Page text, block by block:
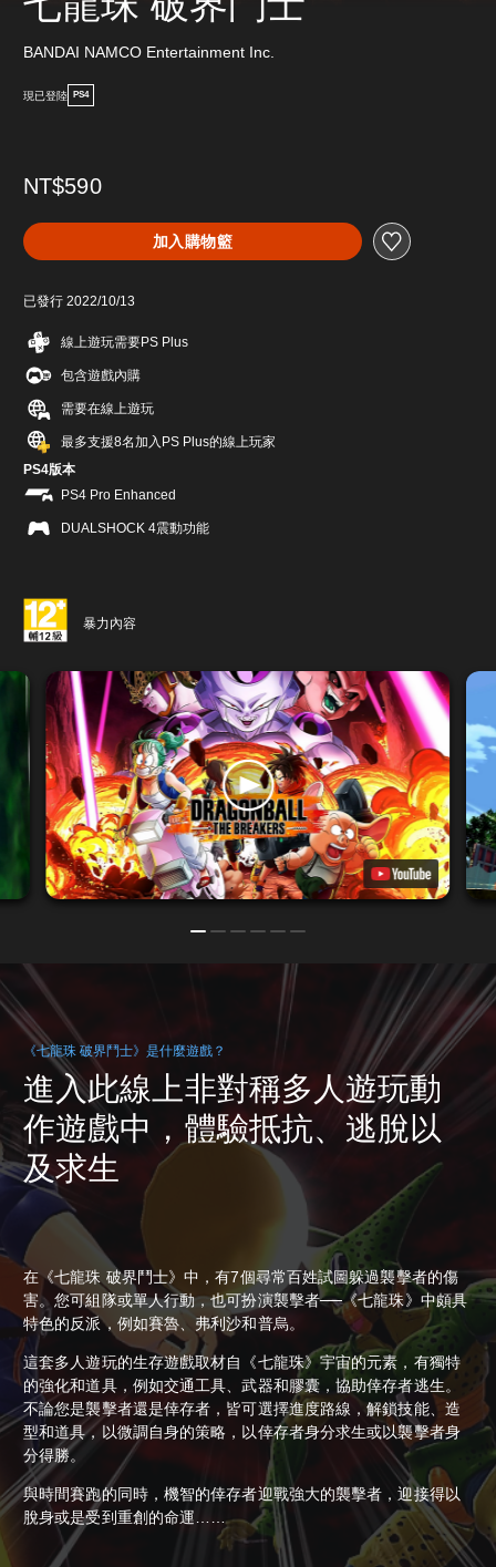
BANDAI NAMCO Entertainment Inc.
現已登陸 PS4
NT$590
加入購物籃
已發行 2022/10/13
線上遊玩需要PS Plus
包含遊戲內購
需要在線上遊玩
最多支援8名加入PS Plus的線上玩家
PS4版本
PS4 Pro Enhanced
DUALSHOCK 4震動功能
暴力內容
《七龍珠 破界鬥士》是什麼遊戲？
進入此線上非對稱多人遊玩動
作遊戲中，體驗抵抗、逃脫以
及求生
在《七龍珠 破界鬥士》中，有7個尋常百姓試圖躲過襲擊者的傷
害。您可組隊或單人行動，也可扮演襲擊者──《七龍珠》中頗具
特色的反派，例如賽魯、弗利沙和普烏。
這套多人遊玩的生存遊戲取材自《七龍珠》宇宙的元素，有獨特
的強化和道具，例如交通工具、武器和膠囊，協助倖存者逃生。
不論您是襲擊者還是倖存者，皆可選擇進度路線，解鎖技能、造
型和道具，以微調自身的策略，以倖存者身分求生或以襲擊者身
分得勝。
與時間賽跑的同時，機智的倖存者迎戰強大的襲擊者，迎接得以
脫身或是受到重創的命運……